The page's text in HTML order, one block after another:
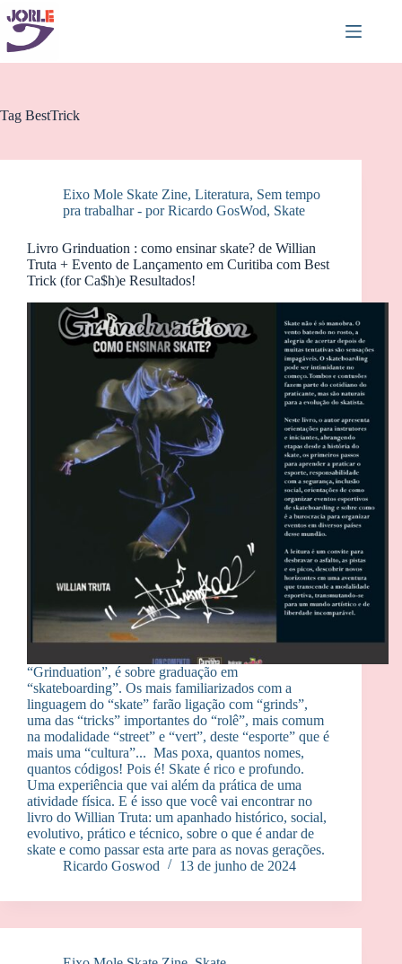
Pular
para
conteúdo
Tag BestTrick
Eixo Mole Skate Zine, Literatura, Sem tempo
pra trabalhar - por Ricardo GosWod, Skate
Livro Grinduation : como ensinar skate? de Willian
Truta + Evento de Lançamento em Curitiba com Best
Trick (for Ca$h)e Resultados!
“Grinduation”, é sobre graduação em
“skateboarding”. Os mais familiarizados com a
linguagem do “skate” farão ligação com “grinds”,
uma das “tricks” importantes do “rolê”, mais comum
na modalidade “street” e “vert”, deste “esporte” que é
mais uma “cultura”... Mas poxa, quantos nomes,
quantos códigos! Pois é! Skate é rico e profundo.
Uma experiência que vai além da prática de uma
atividade física. E é isso que você vai encontrar no
livro do Willian Truta: um apanhado histórico, social,
evolutivo, prático e técnico, sobre o que é andar de
skate e como passar esta arte para as novas gerações.
Ricardo Goswod
13 de junho de 2024